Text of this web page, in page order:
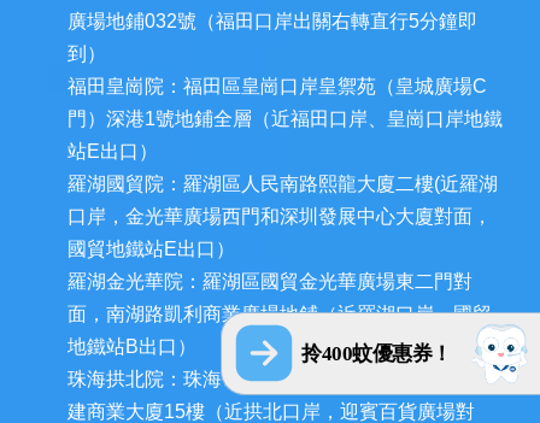
拎400蚊優惠券！
廣場地鋪032號（福田口岸出關右轉直行5分鐘即
到）
福田皇崗院：福田區皇崗口岸皇禦苑（皇城廣場C
門）深港1號地鋪全層（近福田口岸、皇崗口岸地鐵
站E出口）
羅湖國貿院：羅湖區人民南路熙龍大廈二樓(近羅湖
口岸，金光華廣場西門和深圳發展中心大廈對面，
國貿地鐵站E出口）
羅湖金光華院：羅湖區國貿金光華廣場東二門對
面，南湖路凱利商業廣場地鋪（近羅湖口岸、國貿
地鐵站B出口）
珠海拱北院：珠海市香洲區拱北迎賓南路1155號中
建商業大廈15樓（近拱北口岸，迎賓百貨廣場對